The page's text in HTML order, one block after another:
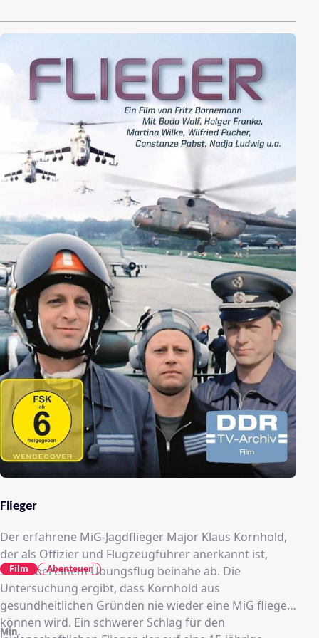
Flieger
Der erfahrene MiG-Jagdflieger Major Klaus Kornhold,
der als Offizier und Flugzeugführer anerkannt ist,
stürzt bei einem Übungsflug beinahe ab. Die
Untersuchung ergibt, dass Kornhold aus
gesundheitlichen Gründen nie wieder eine MiG fliegen
können wird. Ein schwerer Schlag für den
Min.
Film Abenteuer